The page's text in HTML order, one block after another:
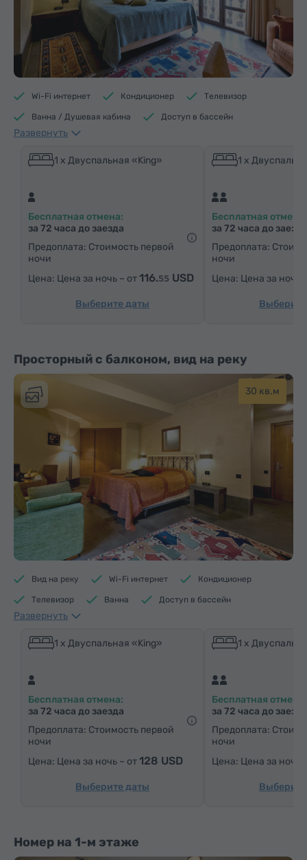
Wi-Fi интернет Кондиционер Телевизор
Ванна / Душевая кабина Доступ в бассейн
Доступ в фитнес центр
Средства гигиены Полотенца Тапочки
Письменный стол Сейф
Услуга «звонок-будильник» Спутниковые телеканалы
Бутилировання вода
Чай/Кофе
Развернуть
1 x Двуспальная «King»
Бесплатная отмена:
за 72 часа до заезда
Предоплата: Стоимость первой
ночи
Цена за ночь – от 116.55 USD
Выберите даты
1 x
Бесплатная отмена:
за 72 часа до заезда
Предоплата:
ночи
Цена за ночь
Просторный с балконом, вид на реку
30 кв.м
Вид на реку Wi-Fi интернет Кондиционер
Телевизор Ванна Доступ в бассейн
Доступ в фитнес центр
Средства гигиены Полотенца Тапочки
Письменный стол Кресло
Телефон Услуга «звонок-будильник»
Паркетные полы
Бутилировання вода
Развернуть
1 x Двуспальная «King»
Бесплатная отмена:
за 72 часа до заезда
Предоплата: Стоимость первой
ночи
Цена за ночь – от 128 USD
Выберите даты
1 x
Бесплатная отмена:
за 72 часа до заезда
Предоплата:
ночи
Цена за ночь
Номер на 1-м этаже